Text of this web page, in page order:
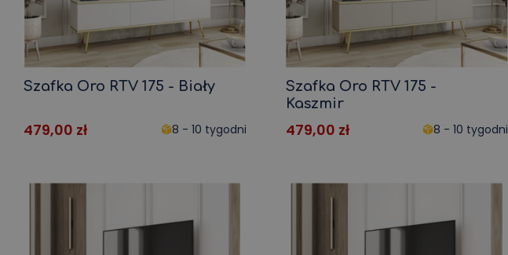
Szafka Oro RTV 175 - Biały
479,00 zł 8 - 10 tygodni
Szafka Oro RTV 175 -
Kaszmir
479,00 zł 8 - 10 tygodni